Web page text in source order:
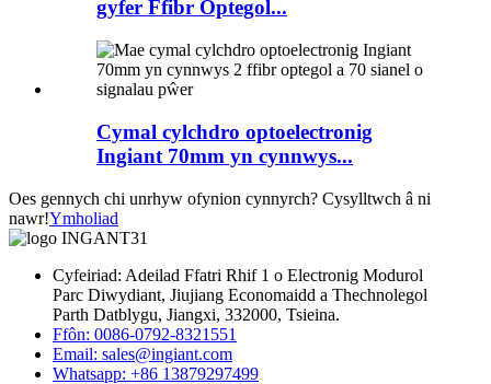
gyfer Ffibr Optegol...
Cymal cylchdro optoelectronig
Ingiant 70mm yn cynnwys...
Oes gennych chi unrhyw ofynion cynnyrch? Cysylltwch â ni
nawr!Ymholiad
Cyfeiriad: Adeilad Ffatri Rhif 1 o Electronig Modurol
Parc Diwydiant, Jiujiang Economaidd a Thechnolegol
Parth Datblygu, Jiangxi, 332000, Tsieina.
Ffôn: 0086-0792-8321551
Email: sales@ingiant.com
Whatsapp: +86 13879297499